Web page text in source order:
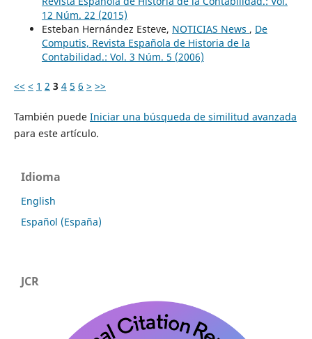
12 Núm. 22 (2015)
Esteban Hernández Esteve, NOTICIAS News , De
Computis, Revista Española de Historia de la
Contabilidad.: Vol. 3 Núm. 5 (2006)
<< < 1 2 3 4 5 6 > >>
También puede Iniciar una búsqueda de similitud avanzada
para este artículo.
Idioma
English
Español (España)
JCR